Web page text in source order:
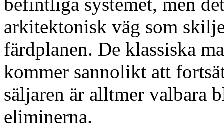
befintliga systemet, men
arkitektonisk väg som
färdplanen. De klassiska
kommer sannolikt att
säljaren är alltmer valbara
eliminerna.